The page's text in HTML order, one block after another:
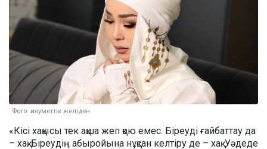
Фото: әлеуметтік желіден
«Кісі хақысы тек ақша жеп қою емес. Біреуді ғайбаттау да
– хақ. Біреудің абыройына нұқсан келтіру де – хақ. Уәдеде